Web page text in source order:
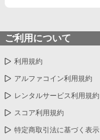
ご利用について
利用規約
アルファコイン利用規約
レンタルサービス利用規約
スコア利用規約
特定商取引法に基づく表示